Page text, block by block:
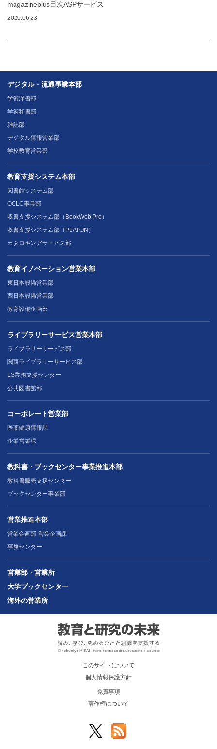
magazineplus目次ASPサービス
2020.06.23
デジタル・流通事業本部
学術洋書部
学術和書部
雑誌部
デジタル情報営業部
学校教育営業部
教育支援システム本部
図書館システム部
OCLC事業部
収書支援システム部（BookWeb Pro）
収書支援システム部（PLATON）
カタロギングサービス部
教育イノベーション営業本部
東日本設備営業部
西日本設備営業部
教育設備企画部
ライブラリーサービス営業本部
ライブラリーサービス部
関西ライブラリーサービス部
LS業務支援センター
公共図書館部
コーポレート営業部
医薬健康情報課
企業営業課
教科書・ブックセンター事業推進本部
教科書販売支援センター
ブックセンター事業部
営業推進本部
営業企画部 営業企画課
事務センター
営業部・営業所
大学ブックセンター
海外の営業所
このサイトについて
個人情報保護方針
免責事項
著作権について